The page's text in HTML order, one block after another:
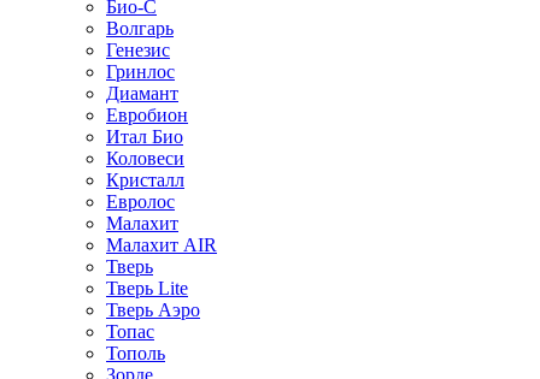
Био-С
Волгарь
Генезис
Гринлос
Диамант
Евробион
Итал Био
Коловеси
Кристалл
Евролос
Малахит
Малахит AIR
Тверь
Тверь Lite
Тверь Аэро
Топас
Тополь
Зорде